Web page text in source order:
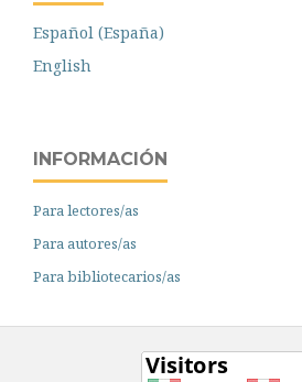
Español (España)
English
INFORMACIÓN
Para lectores/as
Para autores/as
Para bibliotecarios/as